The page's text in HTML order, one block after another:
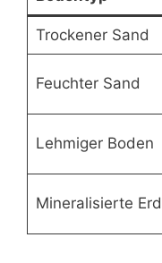
Trockener Sand
Feuchter Sand
Lehmiger Boden
Mineralisierte